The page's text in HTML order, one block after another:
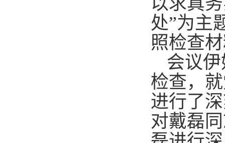
处”为主
照检查
会议
检查，
进行了
对戴磊